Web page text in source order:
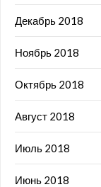
Декабрь 2018
Ноябрь 2018
Октябрь 2018
Август 2018
Июль 2018
Июнь 2018